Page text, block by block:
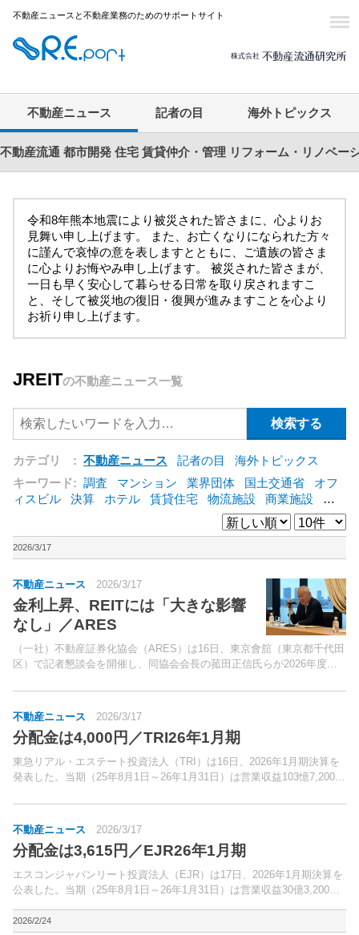
不動産ニュースと不動産業務のためのサポートサイト
不動産ニュース 記者の目 海外トピックス
不動産流通 都市開発 住宅 賃貸仲介・管理 リフォーム・リノベー
令和8年熊本地震により被災された皆さまに、心よりお
見舞い申し上げます。 また、お亡くなりになられた方々
に謹んで哀悼の意を表しますとともに、ご遺族の皆さま
に心よりお悔やみ申し上げます。 被災された皆さまが、
一日も早く安心して暮らせる日常を取り戻されますこ
と、そして被災地の復旧・復興が進みますことを心より
お祈り申し上げます。
JREITの不動産ニュース一覧
カテゴリ : 不動産ニュース 記者の目
海外トピックス
キーワード: 調査 マンション 業界団体 国土交通省
オフ
ィスビル
決算 ホテル 賃貸住宅 物流施設 商業施設
海
東急不動産 賃料
ア
野村不動産 ZEH [+]
2026/3/17
不動産ニュース 2026/3/17
金利上昇、REITには「大きな影響
なし」／ARES
（一社）不動産証券化協会（ARES）は16日、東京會舘（東京都千代田
区）で記者懇談会を開催し、同協会会長の菰田正信氏らが2026年度事
は、中東情勢の影響によるマーケットの混乱のた...
不動産ニュース 2026/3/17
分配金は4,000円／TRI26年1月期
東急リアル・エステート投資法人（TRI）は16日、2026年1月期決算を
発表した。当期（25年8月1日～26年1月31日）は営業収益103憶7,200万
51億7,800...
不動産ニュース 2026/3/17
分配金は3,615円／EJR26年1月期
エスコンジャパンリート投資法人（EJR）は17日、2026年1月期決算を
公表した。当期（25年8月1日～26年1月31日）は営業収益30億3,200万
益13億400万円...
2026/2/24